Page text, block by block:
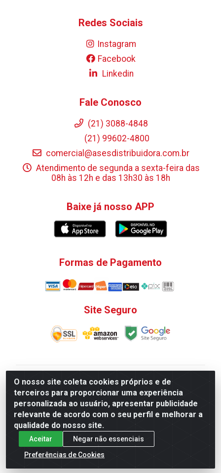
O nosso site coleta cookies próprios e de
terceiros para proporcionar uma experiência
personalizada ao usuário, apresentar publicidade
relevante de acordo com o seu perfil e melhorar a
qualidade do nosso site.
Aceitar
Negar não essenciais
Preferências de Cookies
Redes Sociais
Instagram
Facebook
Linkedin
Fale Conosco
(21) 3088-4848
(21) 99602-4800
comercial@asesdistribuidora.com.br
Atendimento de segunda a sexta-feira das
08h às 12h e das 13h30 às 18h
Baixe já nosso APP
Formas de Pagamento
Site Seguro
V. C. Ferragens LTDA - Rua do Matoso, 132 - Praça da
Bandeira, Rio de Janeiro/ RJ - CEP 20.270-135 - CNPJ
12.324.723/0001-25
Todas as regras de promoções, descontos, preços e
prazos de pagamento e entrega expostos aqui são
válidos apenas para compras via internet. Preços e
estoque sujeito a alterações sem aviso prévio.